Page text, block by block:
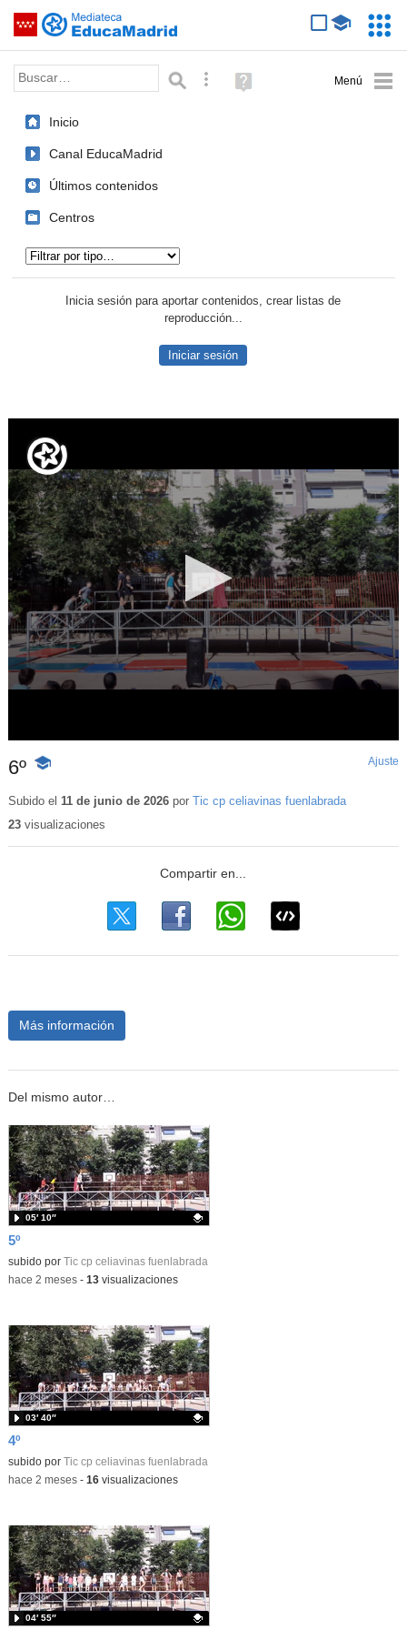
Saltar navegación
Palabra o frase: Búsqueda avanzada
Ayuda
(en
Inicio
Canal EducaMadrid
Últimos contenidos
Centros
Inicia sesión para aportar contenidos, crear listas de
reproducción...
Iniciar sesión
6º -
educativo
Ajuste
Subido el 11 de junio de 2026por Tic cp celiavinas fuenlabrada
23visualizaciones
Más información
Del mismo autor…
5º
Contenido educativo.
subido por Tic cp celiavinas fuenlabrada
05′ 10″
-hace 2 meses- 13visualizaciones
4º
Contenido educativo.
subido por Tic cp celiavinas fuenlabrada
03′ 40″
-hace 2 meses- 16visualizaciones
04′ 55″